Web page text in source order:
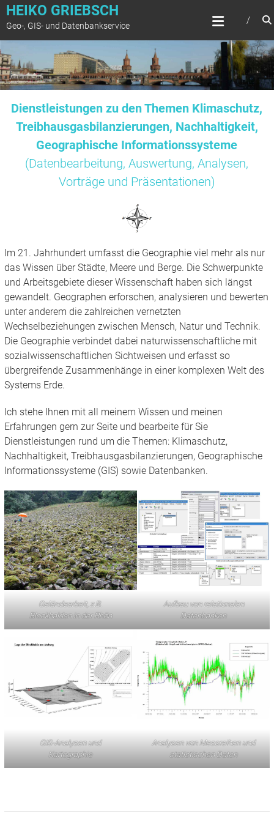
Zum
springen
HEIKO GRIEBSCH
Geo-, GIS- und Datenbankservice
Dienstleistungen zu den Themen Klimaschutz,
Treibhausgasbilanzierungen, Nachhaltigkeit,
Geographische Informationssysteme
(Datenbearbeitung, Auswertung, Analysen,
Vorträge und Präsentationen)
Im 21. Jahrhundert umfasst die Geographie viel mehr als nur
das Wissen über Städte, Meere und Berge. Die Schwerpunkte
und Arbeitsgebiete dieser Wissenschaft haben sich längst
gewandelt. Geographen erforschen, analysieren und bewerten
unter anderem die zahlreichen vernetzten
Wechselbeziehungen zwischen Mensch, Natur und Technik.
Die Geographie verbindet dabei naturwissenschaftliche mit
sozialwissenschaftlichen Sichtweisen und erfasst so
übergreifende Zusammenhänge in einer komplexen Welt des
Systems Erde.
Ich stehe Ihnen mit all meinem Wissen und meinen
Erfahrungen gern zur Seite und bearbeite für Sie
Dienstleistungen rund um die Themen: Klimaschutz,
Nachhaltigkeit, Treibhausgasbilanzierungen, Geographische
Informationssysteme (GIS) sowie Datenbanken.
Geländearbeit, z.B.
Blockhalden in der Rhön
Aufbau von relationalen
Datenbanken
GIS-Analysen und
Kartographie
Analysen von Messreihen und
statistischen Daten